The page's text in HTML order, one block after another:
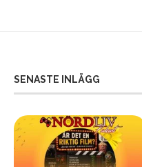
SENASTE INLÄGG